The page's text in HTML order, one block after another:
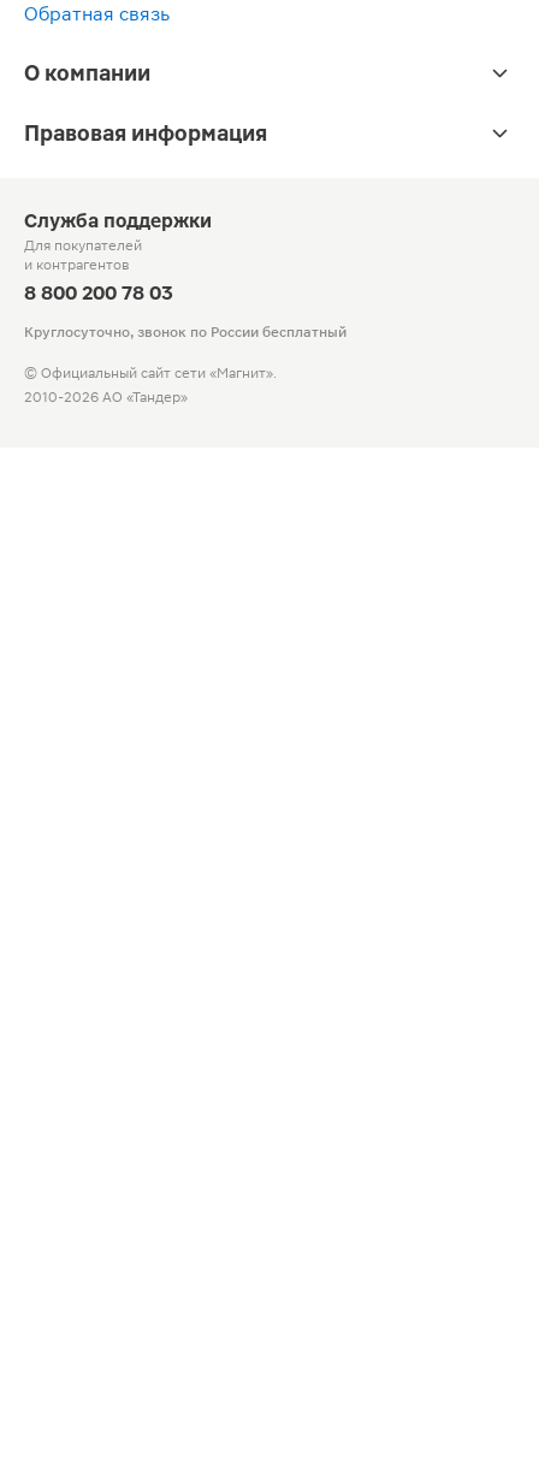
Обратная связь
О компании
Правовая информация
Служба поддержки
Для покупателей
и контрагентов
8 800 200 78 03
Круглосуточно, звонок по России бесплатный
© Официальный сайт сети «Магнит».
2010-2026 АО «Тандер»